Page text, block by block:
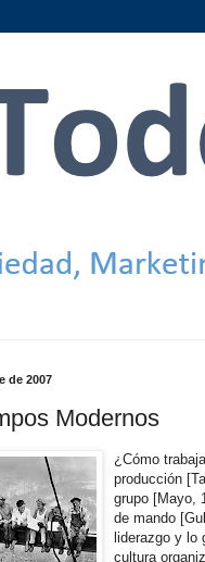
de 2007
Modernos
¿Cómo
producción
grupo [Mayo,
de mando
liderazgo y lo
cultura